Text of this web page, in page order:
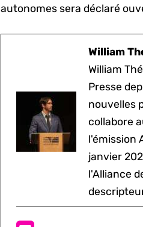
autonomes sera déclaré
William
William
Presse
nouvelles
collabore
l'émission
janvier
l'Alliance